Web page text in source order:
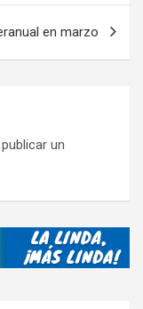
en marzo
un